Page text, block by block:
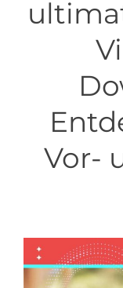
Vor-